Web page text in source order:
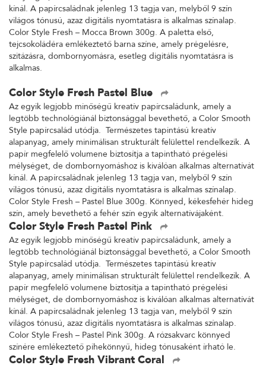
kínál. A papírcsaládnak jelenleg 13 tagja van, melyből 9 szín
világos tónusú, azaz digitális nyomtatásra is alkalmas színalap.
Color Style Fresh – Mocca Brown 300g. A paletta első,
tejcsokoládéra emlékeztető barna színe, amely prégelésre,
szitázásra, dombornyomásra, esetleg digitális nyomtatásra is
alkalmas.
Color Style Fresh Pastel Blue
Az egyik legjobb minőségű kreatív papírcsaládunk, amely a
legtöbb technológiánál biztonsággal bevethető, a Color Smooth
Style papírcsalád utódja. Természetes tapintású kreatív
alapanyag, amely minimálisan strukturált felülettel rendelkezik. A
papír megfelelő volumene biztosítja a tapintható prégelési
mélységet, de dombornyomáshoz is kiválóan alkalmas alternatívát
kínál. A papírcsaládnak jelenleg 13 tagja van, melyből 9 szín
világos tónusú, azaz digitális nyomtatásra is alkalmas színalap.
Color Style Fresh – Pastel Blue 300g. Könnyed, kékesfehér hideg
szín, amely bevethető a fehér szín egyik alternatívájaként.
Color Style Fresh Pastel Pink
Az egyik legjobb minőségű kreatív papírcsaládunk, amely a
legtöbb technológiánál biztonsággal bevethető, a Color Smooth
Style papírcsalád utódja. Természetes tapintású kreatív
alapanyag, amely minimálisan strukturált felülettel rendelkezik. A
papír megfelelő volumene biztosítja a tapintható prégelési
mélységet, de dombornyomáshoz is kiválóan alkalmas alternatívát
kínál. A papírcsaládnak jelenleg 13 tagja van, melyből 9 szín
világos tónusú, azaz digitális nyomtatásra is alkalmas színalap.
Color Style Fresh – Pastel Pink 300g. A rózsakvarc könnyed
színére emlékeztető pihekönnyű, hideg tónusaként írható le.
Color Style Fresh Vibrant Coral